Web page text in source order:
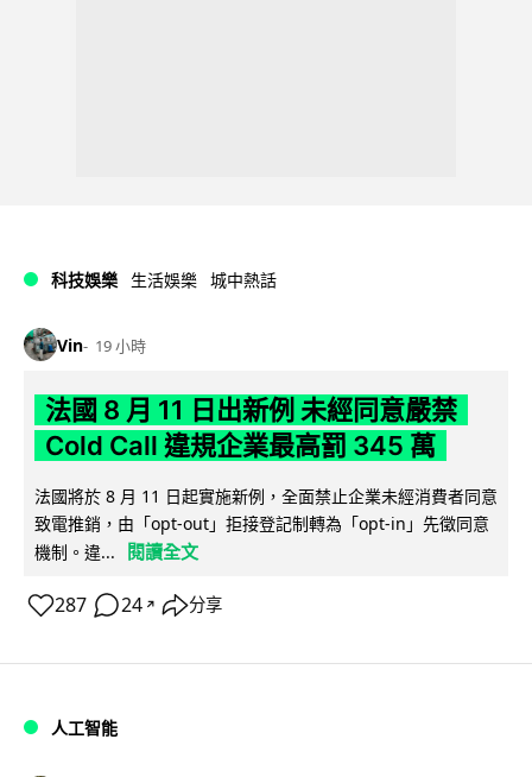
科技娛樂 生活娛樂 城中熱話
Vin 19 小時
法國 8 月 11 日出新例 未經同意嚴禁
Cold Call 違規企業最高罰 345 萬
法國將於 8 月 11 日起實施新例，全面禁止企業未經消費者同意
致電推銷，由「opt-out」拒接登記制轉為「opt-in」先徵同意
機制。違...
閱讀全文
287 24 ↗ 分享
人工智能